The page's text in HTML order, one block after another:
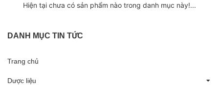
Hiện tại chưa có sản phẩm nào trong danh mục này!...
DANH MỤC TIN TỨC
Trang chủ
Dược liệu